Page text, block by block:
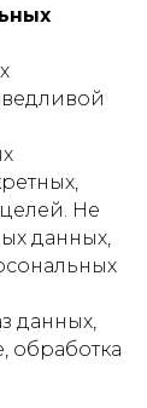
Не
данных,
данных,
обработка